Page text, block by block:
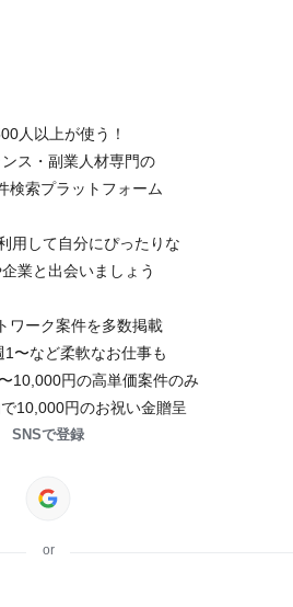
人以上が使う！
ス・副業人材専門の
検索プラットフォーム
用して自分にぴったりな
業と出会いましょう
ワーク案件を多数掲載
1〜など柔軟なお仕事も
10,000円の高単価案件のみ
で10,000円のお祝い金贈呈
SNSで登録
or